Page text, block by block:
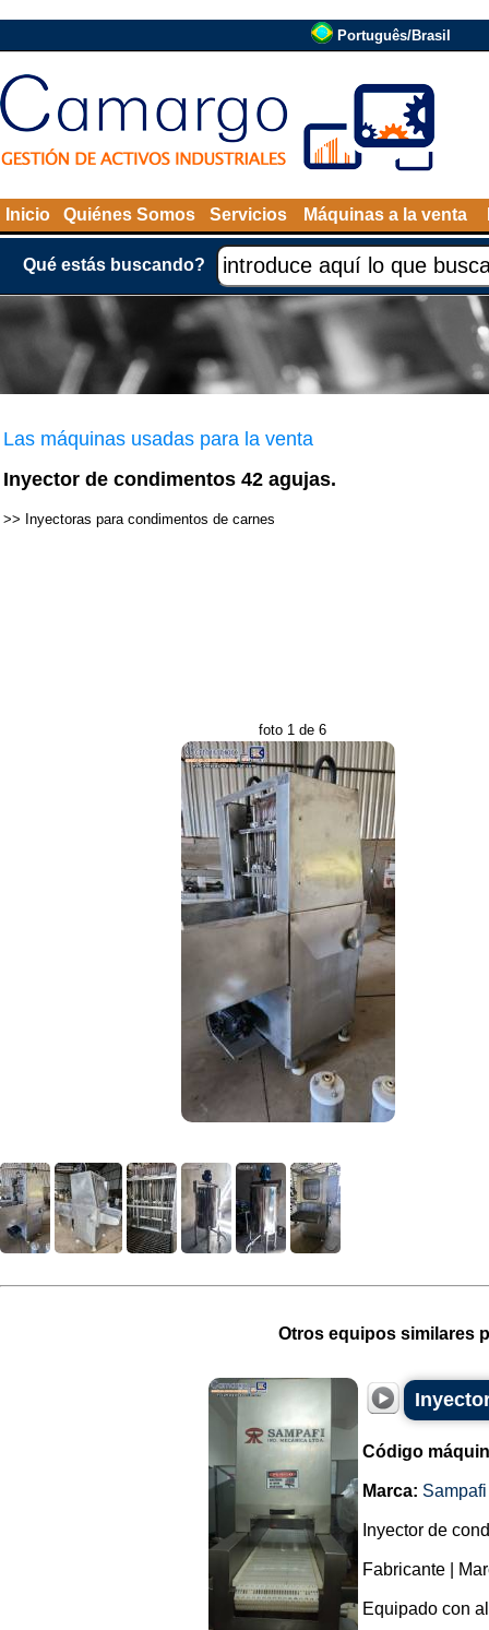
Português/Brasil
Inicio Quiénes Somos Servicios Máquinas a la venta
Qué estás buscando?
Las máquinas usadas para la venta
Inyector de condimentos 42 agujas.
>> Inyectoras para condimentos de carnes
foto 1 de 6
Otros equipos similares
Código
Marca: Sampafi
Inyector de
Fabricante |
Equipado con